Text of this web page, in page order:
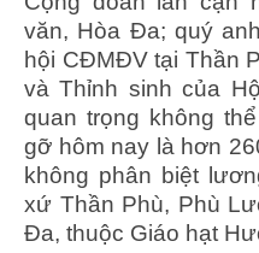
văn, Hòa Đa; quý
hội CĐMĐV tại Thần
và Thỉnh sinh của
quan trọng không
gỡ hôm nay là hơn
không phân biệt
xứ Thần Phù, Phù
Đa, thuộc Giáo hạt